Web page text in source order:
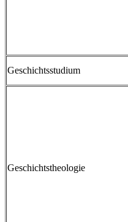
Geschichtsstudium
Geschichtstheologie